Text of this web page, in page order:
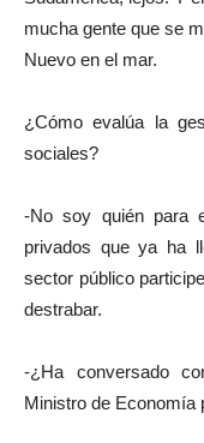
mucha gente que se
Nuevo en el mar.
¿Cómo evalúa la
sociales?
-No soy quién para
privados que ya ha
sector público
destrabar.
-¿Ha conversado
Ministro de Economía